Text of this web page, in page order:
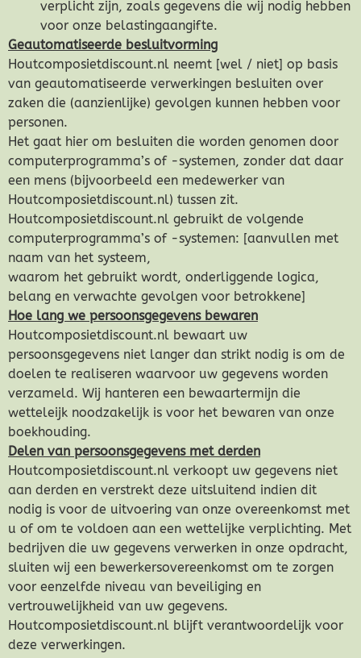
verplicht zijn, zoals gegevens die wij nodig hebben
voor onze belastingaangifte.
Geautomatiseerde besluitvorming
Houtcomposietdiscount.nl neemt [wel / niet] op basis
van geautomatiseerde verwerkingen besluiten over
zaken die (aanzienlijke) gevolgen kunnen hebben voor
personen.
Het gaat hier om besluiten die worden genomen door
computerprogramma’s of -systemen, zonder dat daar
een mens (bijvoorbeeld een medewerker van
Houtcomposietdiscount.nl) tussen zit.
Houtcomposietdiscount.nl gebruikt de volgende
computerprogramma’s of -systemen: [aanvullen met
naam van het systeem,
waarom het gebruikt wordt, onderliggende logica,
belang en verwachte gevolgen voor betrokkene]
Hoe lang we persoonsgegevens bewaren
Houtcomposietdiscount.nl bewaart uw
persoonsgegevens niet langer dan strikt nodig is om de
doelen te realiseren waarvoor uw gegevens worden
verzameld. Wij hanteren een bewaartermijn die
wetteleijk noodzakelijk is voor het bewaren van onze
boekhouding.
Delen van persoonsgegevens met derden
Houtcomposietdiscount.nl verkoopt uw gegevens niet
aan derden en verstrekt deze uitsluitend indien dit
nodig is voor de uitvoering van onze overeenkomst met
u of om te voldoen aan een wettelijke verplichting. Met
bedrijven die uw gegevens verwerken in onze opdracht,
sluiten wij een bewerkersovereenkomst om te zorgen
voor eenzelfde niveau van beveiliging en
vertrouwelijkheid van uw gegevens.
Houtcomposietdiscount.nl blijft verantwoordelijk voor
deze verwerkingen.